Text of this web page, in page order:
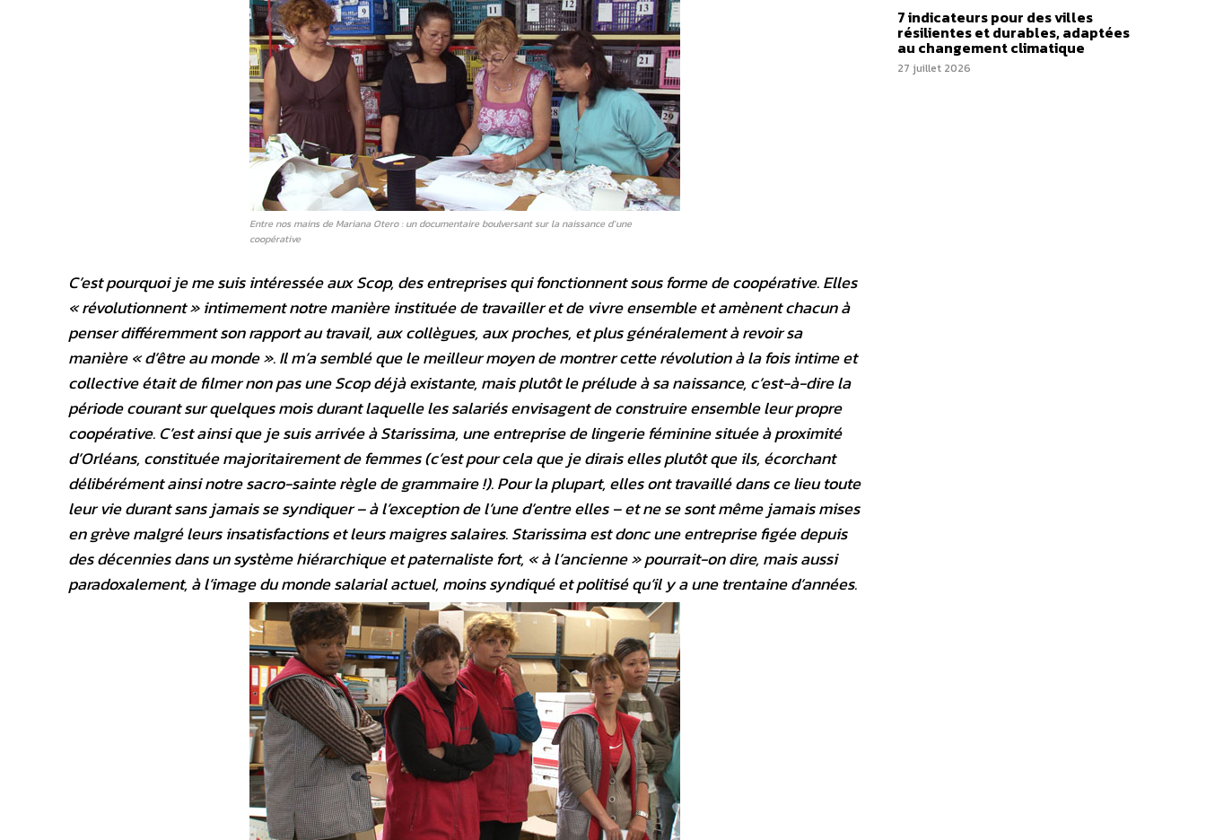
Entre nos mains de Mariana Otero : un documentaire boulversant sur la naissance d’une
coopérative
C’est pourquoi je me suis intéressée aux Scop, des entreprises qui fonctionnent sous forme de coopérative. Elles
« révolutionnent » intimement notre manière instituée de travailler et de vivre ensemble et amènent chacun à
penser différemment son rapport au travail, aux collègues, aux proches, et plus généralement à revoir sa
manière « d’être au monde ». Il m’a semblé que le meilleur moyen de montrer cette révolution à la fois intime et
collective était de filmer non pas une Scop déjà existante, mais plutôt le prélude à sa naissance, c’est-à-dire la
période courant sur quelques mois durant laquelle les salariés envisagent de construire ensemble leur propre
coopérative. C’est ainsi que je suis arrivée à Starissima, une entreprise de lingerie féminine située à proximité
d’Orléans, constituée majoritairement de femmes (c’est pour cela que je dirais elles plutôt que ils, écorchant
délibérément ainsi notre sacro-sainte règle de grammaire !). Pour la plupart, elles ont travaillé dans ce lieu toute
leur vie durant sans jamais se syndiquer – à l’exception de l’une d’entre elles – et ne se sont même jamais mises
en grève malgré leurs insatisfactions et leurs maigres salaires. Starissima est donc une entreprise figée depuis
des décennies dans un système hiérarchique et paternaliste fort, « à l’ancienne » pourrait-on dire, mais aussi
paradoxalement, à l’image du monde salarial actuel, moins syndiqué et politisé qu’il y a une trentaine d’années.
7 indicateurs pour des villes
résilientes et durables, adaptées
au changement climatique
27 juillet 2026